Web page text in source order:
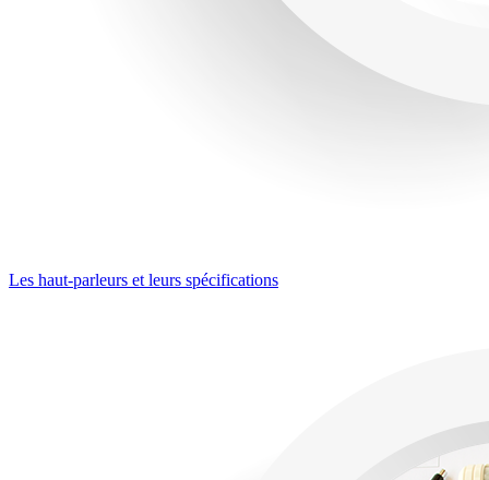
Les haut-parleurs et leurs spécifications